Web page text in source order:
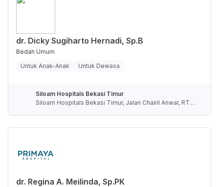
dr. Dicky Sugiharto Hernadi, Sp.B
Bedah Umum
Untuk Anak-Anak
Untuk Dewasa
Siloam Hospitals Bekasi Timur
Siloam Hospitals Bekasi Timur, Jalan Chairil Anwar, RT.0
dr. Regina A. Meilinda, Sp.PK